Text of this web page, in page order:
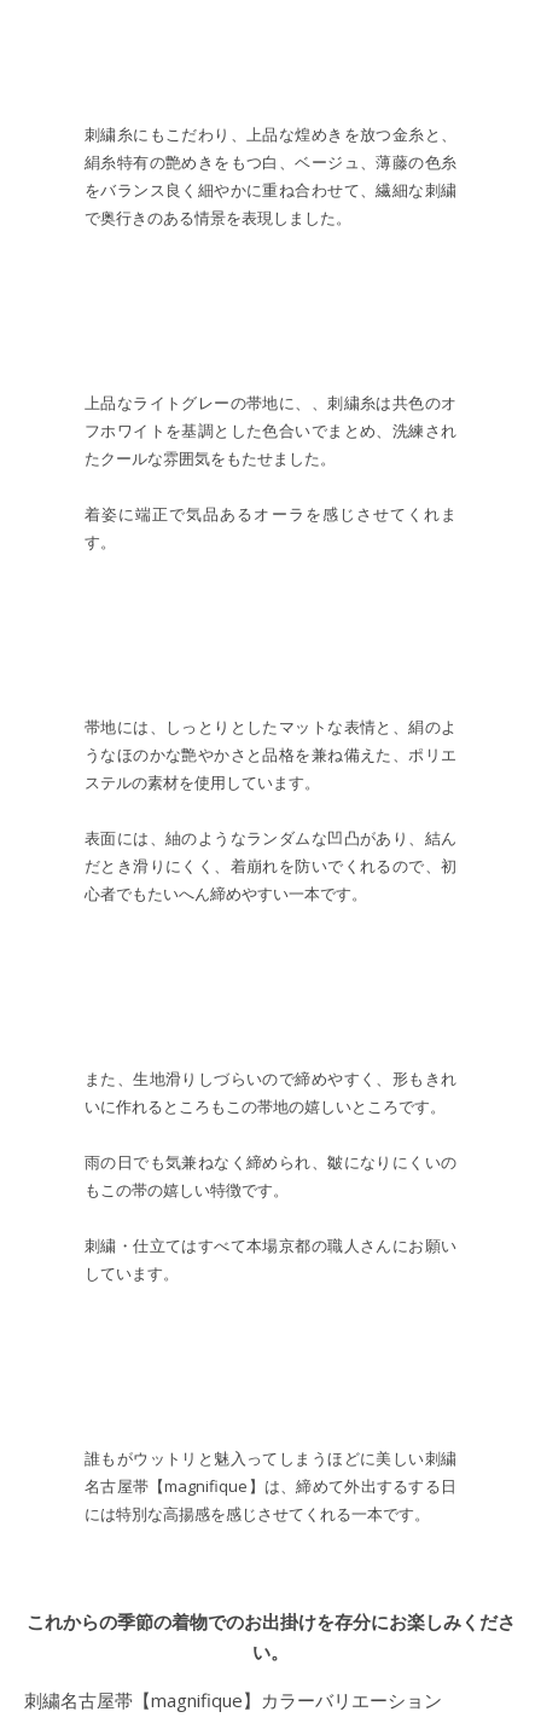
刺繍糸にもこだわり、上品な煌めきを放つ金糸と、
絹糸特有の艶めきをもつ白、ベージュ、薄藤の色糸
をバランス良く細やかに重ね合わせて、繊細な刺繍
で奥行きのある情景を表現しました。
上品なライトグレーの帯地に、、刺繍糸は共色のオ
フホワイトを基調とした色合いでまとめ、洗練され
たクールな雰囲気をもたせました。
着姿に端正で気品あるオーラを感じさせてくれま
す。
帯地には、しっとりとしたマットな表情と、絹のよ
うなほのかな艶やかさと品格を兼ね備えた、ポリエ
ステルの素材を使用しています。
表面には、紬のようなランダムな凹凸があり、結ん
だとき滑りにくく、着崩れを防いでくれるので、初
心者でもたいへん締めやすい一本です。
また、生地滑りしづらいので締めやすく、形もきれ
いに作れるところもこの帯地の嬉しいところです。
雨の日でも気兼ねなく締められ、皺になりにくいの
もこの帯の嬉しい特徴です。
刺繍・仕立てはすべて本場京都の職人さんにお願い
しています。
誰もがウットリと魅入ってしまうほどに美しい刺繍
名古屋帯【magnifique】は、締めて外出するする日
には特別な高揚感を感じさせてくれる一本です。
これからの季節の着物でのお出掛けを存分にお楽しみくださ
い。
刺繍名古屋帯【magnifique】カラーバリエーション